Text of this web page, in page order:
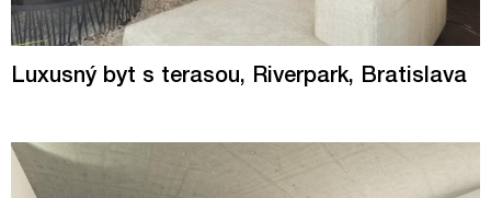
Luxusný byt s terasou, Riverpark, Bratislava